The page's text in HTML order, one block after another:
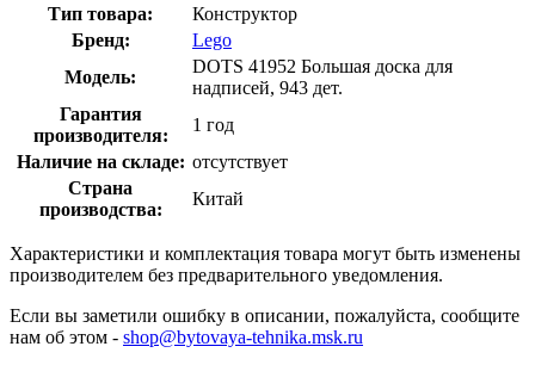
Тип товара:
Конструктор
Бренд:
Lego
Модель:
DOTS 41952 Большая доска для
надписей, 943 дет.
Гарантия
производителя:
1 год
Наличие на складе: отсутствует
Страна
производства:
Китай
Характеристики и комплектация товара могут быть изменены
производителем без предварительного уведомления.
Если вы заметили ошибку в описании, пожалуйста, сообщите
нам об этом - shop@bytovaya-tehnika.msk.ru